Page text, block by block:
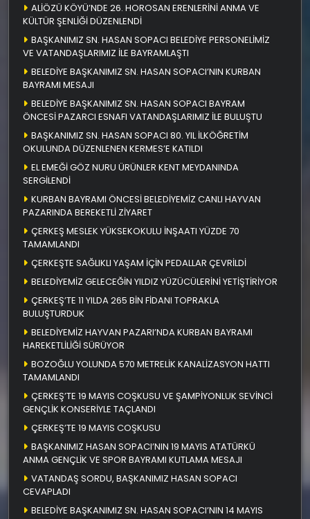
ALİÖZÜ KÖYÜ’NDE 26. HOROSAN ERENLERİNİ ANMA VE
KÜLTÜR ŞENLİĞİ DÜZENLENDİ
BAŞKANIMIZ SN. HASAN SOPACI BELEDİYE PERSONELİMİZ
VE VATANDAŞLARIMIZ İLE BAYRAMLAŞTI
BELEDİYE BAŞKANIMIZ SN. HASAN SOPACI’NIN KURBAN
BAYRAMI MESAJI
BELEDİYE BAŞKANIMIZ SN. HASAN SOPACI BAYRAM
ÖNCESİ PAZARCI ESNAFI VATANDAŞLARIMIZ İLE BULUŞTU
BAŞKANIMIZ SN. HASAN SOPACI 80. YIL İLKÖĞRETİM
OKULUNDA DÜZENLENEN KERMES’E KATILDI
EL EMEĞİ GÖZ NURU ÜRÜNLER KENT MEYDANINDA
SERGİLENDİ
KURBAN BAYRAMI ÖNCESİ BELEDİYEMİZ CANLI HAYVAN
PAZARINDA BEREKETLİ ZİYARET
ÇERKEŞ MESLEK YÜKSEKOKULU İNŞAATI YÜZDE 70
TAMAMLANDI
ÇERKEŞTE SAĞLIKLI YAŞAM İÇİN PEDALLAR ÇEVRİLDİ
BELEDİYEMİZ GELECEĞİN YILDIZ YÜZÜCÜLERİNİ YETİŞTİRİYOR
ÇERKEŞ’TE 11 YILDA 265 BİN FİDANI TOPRAKLA
BULUŞTURDUK
BELEDİYEMİZ HAYVAN PAZARI’NDA KURBAN BAYRAMI
HAREKETLİLİĞİ SÜRÜYOR
BOZOĞLU YOLUNDA 570 METRELİK KANALİZASYON HATTI
TAMAMLANDI
ÇERKEŞ’TE 19 MAYIS COŞKUSU VE ŞAMPİYONLUK SEVİNCİ
GENÇLİK KONSERİYLE TAÇLANDI
ÇERKEŞ’TE 19 MAYIS COŞKUSU
BAŞKANIMIZ HASAN SOPACI’NIN 19 MAYIS ATATÜRKÜ
ANMA GENÇLİK VE SPOR BAYRAMI KUTLAMA MESAJI
VATANDAŞ SORDU, BAŞKANIMIZ HASAN SOPACI
CEVAPLADI
BELEDİYE BAŞKANIMIZ SN. HASAN SOPACI’NIN 14 MAYIS